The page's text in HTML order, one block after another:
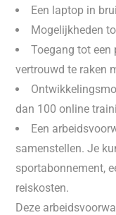
Een laptop in
Mogelijkheden
Toegang tot
vertrouwd te raken
dan 100 online
Een
samenstellen. Je
sportabonnement,
reiskosten.
Deze